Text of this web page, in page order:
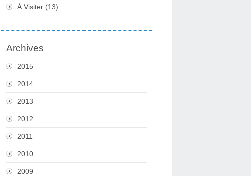
À Visiter (13)
Archives
2015
2014
2013
2012
2011
2010
2009